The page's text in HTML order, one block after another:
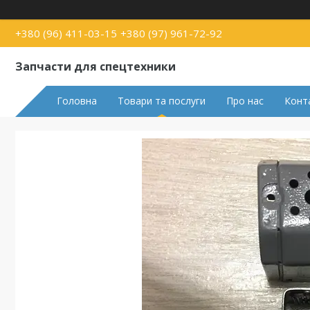
+380 (96) 411-03-15 +380 (97) 961-72-92
Запчасти для спецтехники
Головна Товари та послуги Про нас